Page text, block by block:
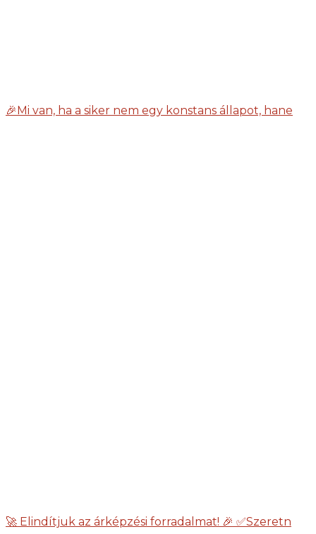
🎉Mi van, ha a siker nem egy konstans állapot, hane
🚀 Elindítjuk az árképzési forradalmat! 🎉 ✅Szeretn